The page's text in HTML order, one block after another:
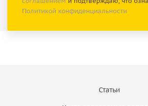
Политикой конфиденциальности
Статьи